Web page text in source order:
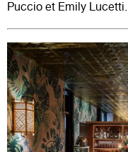
Puccio et Emily Lucetti.